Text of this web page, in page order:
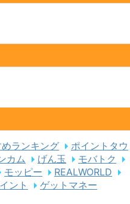
ランキング
ポイントタウ
カム げん玉
モバトク
モッピー
REALWORLD
ント ゲットマネー